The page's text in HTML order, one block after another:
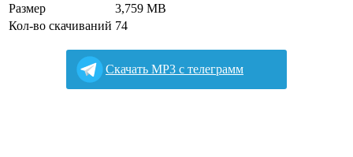
Размер
3,759 MB
Кол-во скачиваний 74
Cкачать MP3 с телеграмм